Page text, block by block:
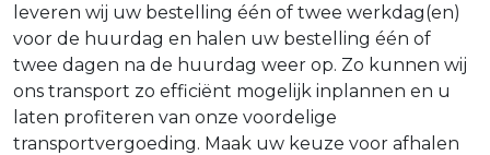
leveren wij uw bestelling één of twee werkdag(en)
voor de huurdag en halen uw bestelling één of
twee dagen na de huurdag weer op. Zo kunnen wij
ons transport zo efficiënt mogelijk inplannen en u
laten profiteren van onze voordelige
transportvergoeding. Maak uw keuze voor afhalen